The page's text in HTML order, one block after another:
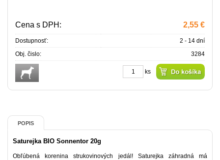
Cena s DPH: 2,55 €
Dostupnosť:
2 - 14 dní
Obj. čislo:
3284
ks
POPIS
Saturejka BIO Sonnentor 20g
Obľúbená korenina strukovinových jedál! Saturejka záhradná má